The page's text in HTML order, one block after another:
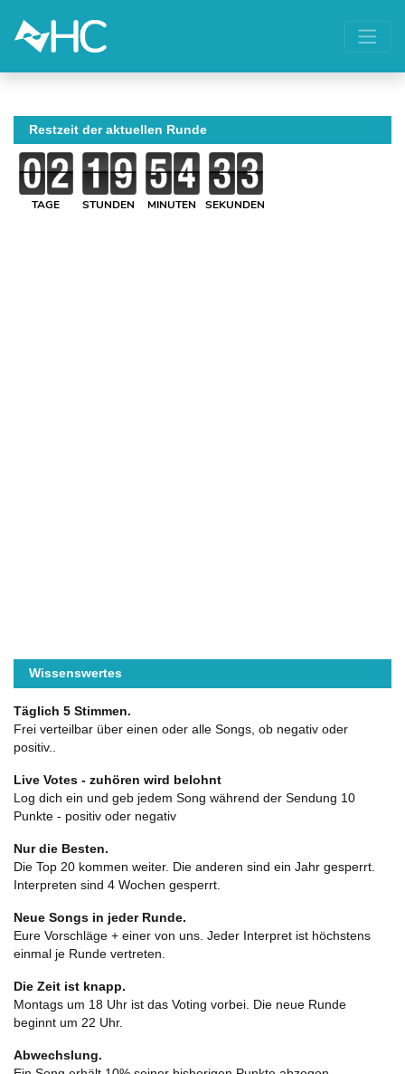
Restzeit der aktuellen Runde
TAGE STUNDEN MINUTEN SEKUNDEN
Wissenswertes
Täglich 5 Stimmen.
Frei verteilbar über einen oder alle Songs, ob negativ oder
positiv..
Live Votes - zuhören wird belohnt
Log dich ein und geb jedem Song während der Sendung 10
Punkte - positiv oder negativ
Nur die Besten.
Die Top 20 kommen weiter. Die anderen sind ein Jahr gesperrt.
Interpreten sind 4 Wochen gesperrt.
Neue Songs in jeder Runde.
Eure Vorschläge + einer von uns. Jeder Interpret ist höchstens
einmal je Runde vertreten.
Die Zeit ist knapp.
Montags um 18 Uhr ist das Voting vorbei. Die neue Runde
beginnt um 22 Uhr.
Abwechslung.